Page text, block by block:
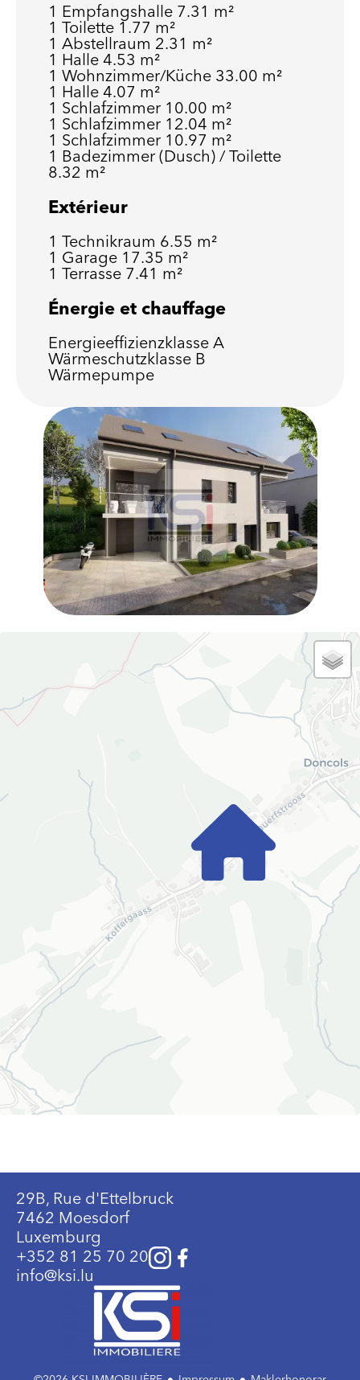
1 Empfangshalle 7.31 m²
1 Toilette 1.77 m²
1 Abstellraum 2.31 m²
1 Halle 4.53 m²
1 Wohnzimmer/Küche 33.00 m²
1 Halle 4.07 m²
1 Schlafzimmer 10.00 m²
1 Schlafzimmer 12.04 m²
1 Schlafzimmer 10.97 m²
1 Badezimmer (Dusch) / Toilette
8.32 m²
Extérieur
1 Technikraum 6.55 m²
1 Garage 17.35 m²
1 Terrasse 7.41 m²
Énergie et chauffage
Energieeffizienzklasse A
Wärmeschutzklasse B
Wärmepumpe
29B, Rue d'Ettelbruck
7462 Moesdorf
Luxemburg
+352 81 25 70 20
info@ksi.lu